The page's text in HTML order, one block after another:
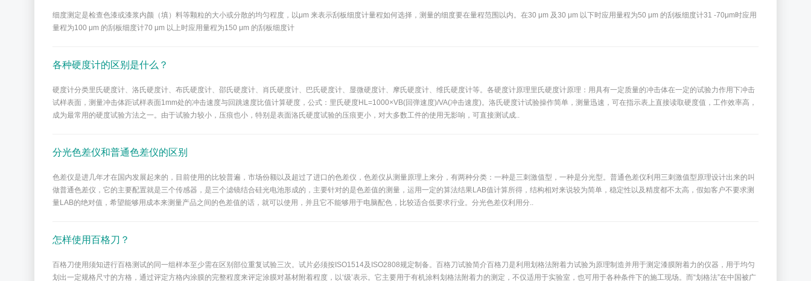
细度测定是检查色漆或漆浆内颜（填）料等颗粒的大小或分散的均匀程度，以μm 来表示刮板细度计量程如何选择，测量的细度要在量程范围以内。在30 μm 及30 μm 以下时应用量程为50 μm 的刮板细度计31 -70μm时应用
量程为100 μm 的刮板细度计70 μm 以上时应用量程为150 μm 的刮板细度计
各种硬度计的区别是什么？
硬度计分类里氏硬度计、洛氏硬度计、布氏硬度计、邵氏硬度计、肖氏硬度计、巴氏硬度计、显微硬度计、摩氏硬度计、维氏硬度计等。各硬度计原理里氏硬度计原理：用具有一定质量的冲击体在一定的试验力作用下冲击
试样表面，测量冲击体距试样表面1mm处的冲击速度与回跳速度比值计算硬度，公式：里氏硬度HL=1000×VB(回弹速度)/VA(冲击速度)。洛氏硬度计试验操作简单，测量迅速，可在指示表上直接读取硬度值，工作效率高，
成为最常用的硬度试验方法之一。由于试验力较小，压痕也小，特别是表面洛氏硬度试验的压痕更小，对大多数工件的使用无影响，可直接测试成..
分光色差仪和普通色差仪的区别
色差仪是进几年才在国内发展起来的，目前使用的比较普遍，市场份额以及超过了进口的色差仪，色差仪从测量原理上来分，有两种分类：一种是三刺激值型，一种是分光型。普通色差仪利用三刺激值型原理设计出来的叫
做普通色差仪，它的主要配置就是三个传感器，是三个滤镜结合硅光电池形成的，主要针对的是色差值的测量，运用一定的算法结果LAB值计算所得，结构相对来说较为简单，稳定性以及精度都不太高，假如客户不要求测
量LAB的绝对值，希望能够用成本来测量产品之间的色差值的话，就可以使用，并且它不能够用于电脑配色，比较适合低要求行业。分光色差仪利用分..
怎样使用百格刀？
百格刀使用须知进行百格测试的同一组样本至少需在区别部位重复试验三次。试片必须按ISO1514及ISO2808规定制备。百格刀试验简介百格刀是利用划格法附着力试验为原理制造并用于测定漆膜附着力的仪器，用于均匀
划出一定规格尺寸的方格，通过评定方格内涂膜的完整程度来评定涂膜对基材附着程度，以‘级’表示。它主要用于有机涂料划格法附着力的测定，不仅适用于实验室，也可用于各种条件下的施工现场。而“划格法”在中国被广